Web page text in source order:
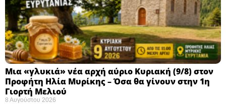
Μια «γλυκιά» νέα αρχή αύριο Κυριακή (9/8) στον
Προφήτη Ηλία Μυρίκης – Όσα θα γίνουν στην 1η
Γιορτή Μελιού
8 Αυγούστου 2026